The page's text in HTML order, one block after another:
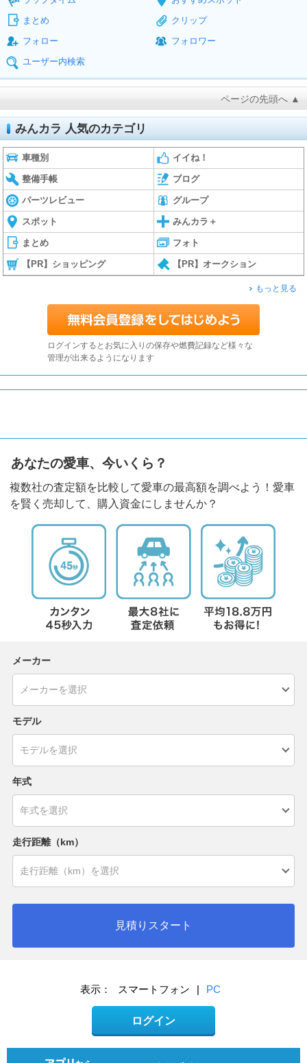
まとめ
クリップ
フォロー
フォロワー
ユーザー内検索
ページの先頭へ ▲
みんカラ 人気のカテゴリ
車種別 イイね！
整備手帳 ブログ
パーツレビュー グループ
スポット みんカラ＋
まとめ フォト
【PR】ショッピング 【PR】オークション
もっと見る
ログインするとお気に入りの保存や燃費記録など様々な
管理が出来るようになります
あなたの愛車、今いくら？
複数社の査定額を比較して愛車の最高額を調べよう！愛車
を賢く売却して、購入資金にしませんか？
メーカー
モデル
年式
走行距離（km）
見積りスタート
表示： スマートフォン | PC
ログイン